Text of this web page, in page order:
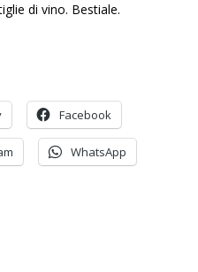
di vino. Bestiale.
Facebook
WhatsApp